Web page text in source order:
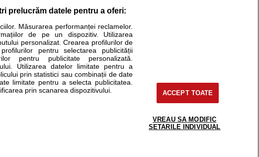
Stiri medicale
si educational. Ele nu pot substitui consultul medical direct si
sa consultati fie medicul Dvs., fie unul dintre medicii pe care
support@sfatulmedicului.ro
prelucrăm datele pentru a oferi:
Măsurarea performanței reclamelor.
de pe un dispozitiv. Utilizarea
personalizat. Crearea profilurilor de
pentru selectarea publicității
pentru publicitate personalizată.
Utilizarea datelor limitate pentru a
prin statistici sau combinații de date
limitate pentru a selecta publicitatea.
prin scanarea dispozitivului.
ACCEPT TOATE
VREAU SA MODIFIC
SETARILE INDIVIDUAL